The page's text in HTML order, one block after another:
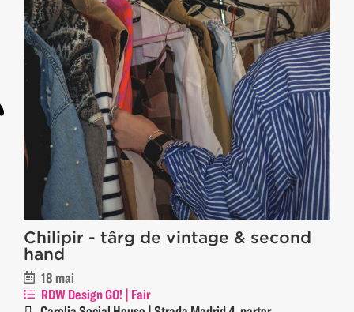
Chilipir - târg de vintage & second
hand
18 mai
RDW Design GO! | Fair